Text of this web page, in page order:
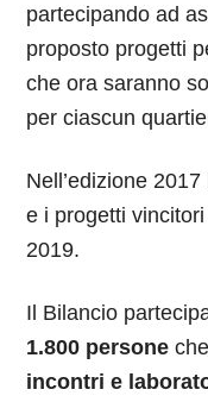
partecipando ad
proposto progetti
che ora saranno
per ciascun
Nell’edizione
e i progetti
2019.
Il Bilancio
1.800 persone
incontri e